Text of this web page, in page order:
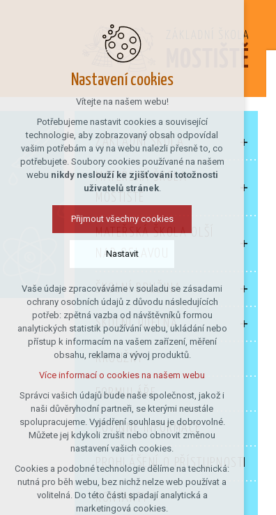
ZÁKLADNÍ ŠKOLA
MATEŘSKÁ ŠKOLA
MATEŘSKÁ ŠKOLA OLŠÍ
NAD OSLAVOU
ŠKOLNÍ DRUŽINA
ŠKOLNÍ JÍDELNA
KROUŽKY
FORMULÁŘE
POVINNÉ INFORMACE
PROHLÁŠENÍ O PŘÍSTUPNOSTI
KONTAKTY
Nastavení cookies
Vítejte na našem webu!
Potřebujeme nastavit cookies a související
technologie, aby zobrazovaný obsah odpovídal
vašim potřebám a vy na webu nalezli přesně to, co
potřebujete. Soubory cookies používané na našem
webu nikdy neslouží ke zjišťování totožnosti
uživatelů stránek.
Přijmout všechny cookies
Nastavit
Technická cookies
nutná pro provozování webu
udržení kontextu stránek (session):
případná přihlášení, volby jazyka, apod.
Volitelná cookies
analytická pro anonymizované
vyhodnocení návštěvnosti
marketingová cookies (Google)
Více informací o cookies na našem webu
Přijmout všechny cookies
Odmítnout vše
Vaše údaje zpracováváme v souladu se zásadami
ochrany osobních údajů z důvodu následujících
potřeb: zpětná vazba od návštěvníků formou
analytických statistik používání webu, ukládání nebo
přístup k informacím na vašem zařízení, měření
obsahu, reklama a vývoj produktů.
Více informací o cookies na našem webu
Správci vašich údajů bude naše společnost, jakož i
naši důvěryhodní partneři, se kterými neustále
spolupracujeme. Vyjádření souhlasu je dobrovolné.
Můžete jej kdykoli zrušit nebo obnovit změnou
nastavení vašich cookies.
Cookies a podobné technologie dělíme na technická:
nutná pro běh webu, bez nichž nelze web používat a
volitelná. Do této části spadají analytická a
marketingová cookies.